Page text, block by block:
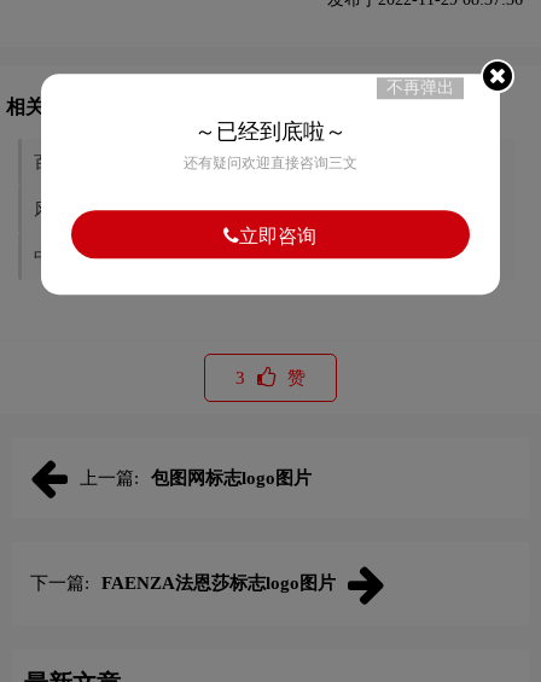
相关文章推荐
百词斩标志logo图片 飞利浦标志logo图片
风火递标志logo图片 法大大标志logo图片
中国宝安标志logo图片 康希诺标志logo图片
3 赞
上一篇: 包图网标志logo图片
下一篇: FAENZA法恩莎标志logo图片
不再弹出
～已经到底啦～
还有疑问欢迎直接咨询三文
立即咨询